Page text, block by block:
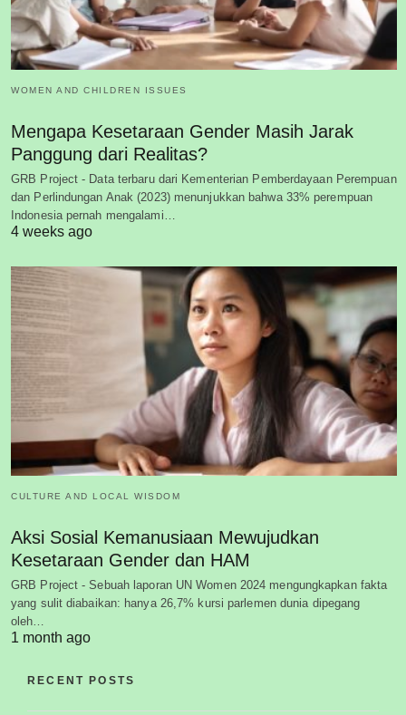
WOMEN AND CHILDREN ISSUES
Mengapa Kesetaraan Gender Masih Jarak
Panggung dari Realitas?
GRB Project - Data terbaru dari Kementerian Pemberdayaan Perempuan
dan Perlindungan Anak (2023) menunjukkan bahwa 33% perempuan
Indonesia pernah mengalami…
4 weeks ago
CULTURE AND LOCAL WISDOM
Aksi Sosial Kemanusiaan Mewujudkan
Kesetaraan Gender dan HAM
GRB Project - Sebuah laporan UN Women 2024 mengungkapkan fakta
yang sulit diabaikan: hanya 26,7% kursi parlemen dunia dipegang
oleh…
1 month ago
RECENT POSTS